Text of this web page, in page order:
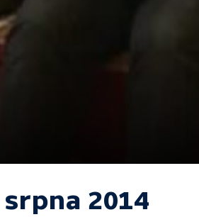
srpna 2014